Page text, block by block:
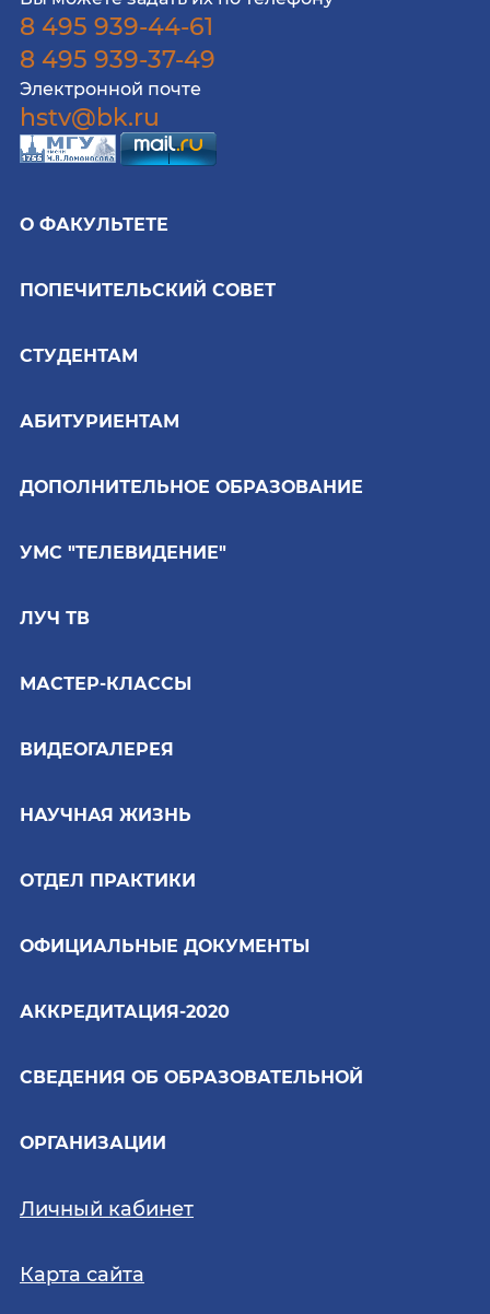
8 495 939-44-61
8 495 939-37-49
Электронной почте
hstv@bk.ru
О ФАКУЛЬТЕТЕ
ПОПЕЧИТЕЛЬСКИЙ СОВЕТ
СТУДЕНТАМ
АБИТУРИЕНТАМ
ДОПОЛНИТЕЛЬНОЕ ОБРАЗОВАНИЕ
УМС "ТЕЛЕВИДЕНИЕ"
ЛУЧ ТВ
МАСТЕР-КЛАССЫ
ВИДЕОГАЛЕРЕЯ
НАУЧНАЯ ЖИЗНЬ
ОТДЕЛ ПРАКТИКИ
ОФИЦИАЛЬНЫЕ ДОКУМЕНТЫ
АККРЕДИТАЦИЯ-2020
СВЕДЕНИЯ ОБ ОБРАЗОВАТЕЛЬНОЙ
ОРГАНИЗАЦИИ
Личный кабинет
Карта сайта